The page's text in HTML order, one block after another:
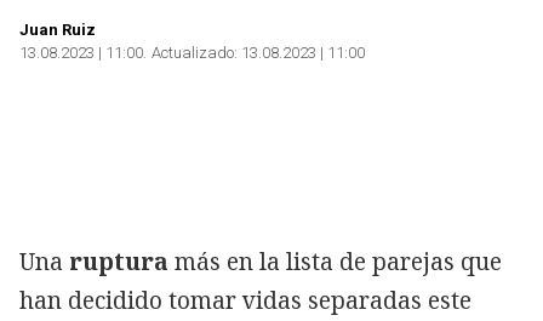
Juan Ruiz
13.08.2023 | 11:00 Actualizado: 13.08.2023 | 11:00
Una ruptura más en la lista de parejas que
han decidido tomar vidas separadas este